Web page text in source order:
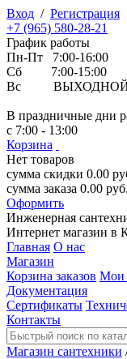
Вход / Регистрация
+7 (965) 580-28-21
График работы
Пн-Пт 7:00-16:00
Сб 7:00-15:00
Вс
В праздничные дни
с 7:00 - 13:00
Корзина
Нет товаров
сумма скидки 0.00
сумма заказа 0.00 руб.
Оформить
Инженерная
Интернет магазин в
Главная О нас
Магазин
Корзина заказов Мои
Документация
Сертификаты
Контакты
Магазин сантехники